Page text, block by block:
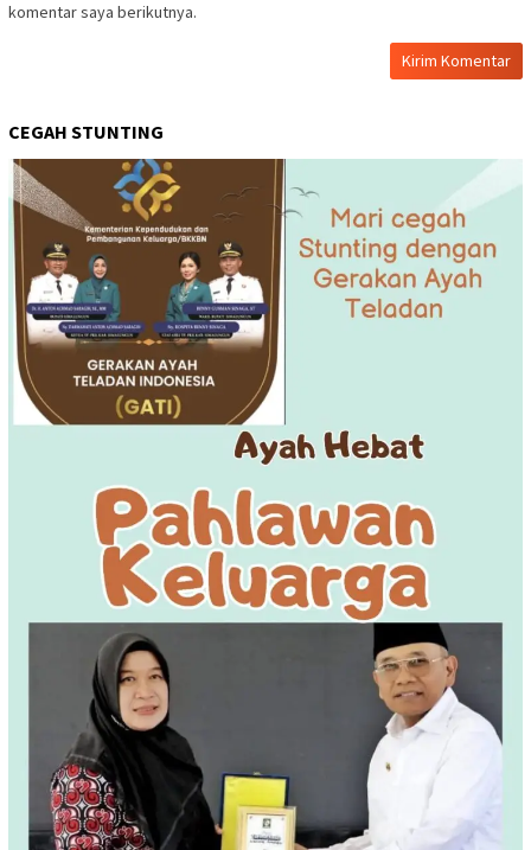
komentar saya berikutnya.
CEGAH STUNTING